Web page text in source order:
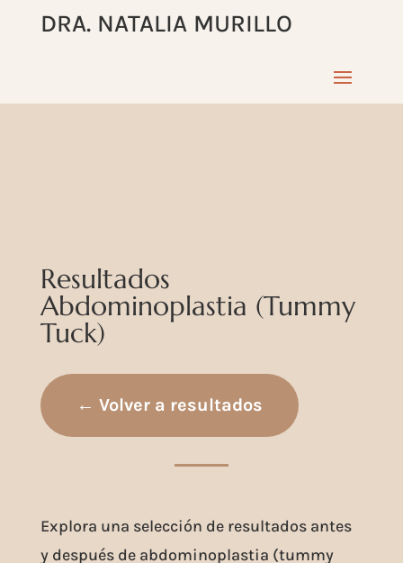
DRA. NATALIA MURILLO
Resultados
Abdominoplastia (Tummy
Tuck)
← Volver a resultados
Explora una selección de resultados antes
y después de abdominoplastia (tummy